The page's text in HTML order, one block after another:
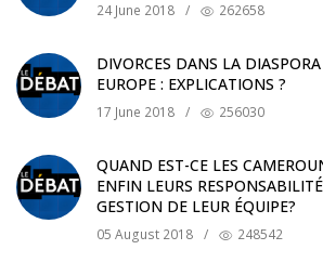
24 June 2018 / 262658
DIVORCES DANS LA
EUROPE : EXPLICATIONS ?
17 June 2018 / 256030
QUAND EST-CE LES
ENFIN LEURS
GESTION DE LEUR ÉQUIPE?
05 August 2018 / 248542